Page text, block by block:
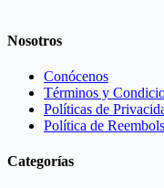
Nosotros
Conócenos
Términos y
Políticas de
Política de
Categorías